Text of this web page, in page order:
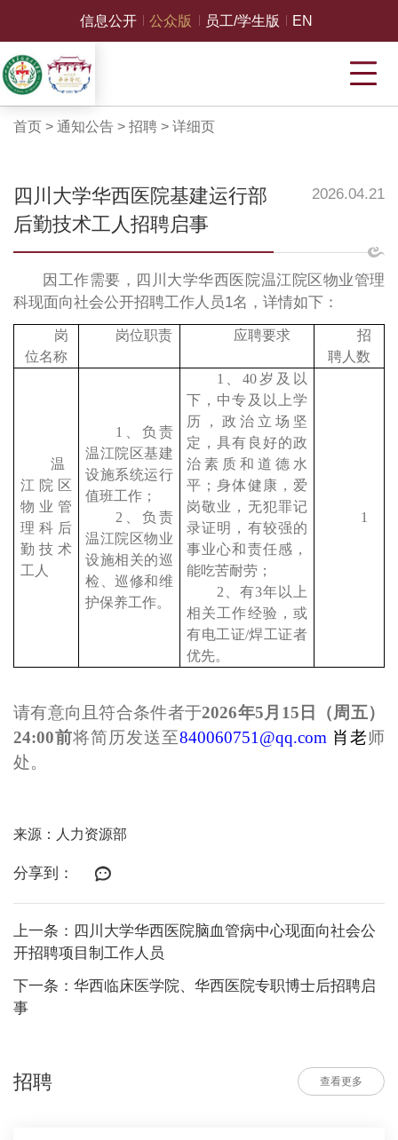
信息公开 公众版 员工/学生版 EN
首页 > 通知公告> 招聘> 详细页
四川大学华西医院基建运行部
后勤技术工人招聘启事
2026.04.21
因工作需要，四川大学华西医院温江院区物业管理
科现面向社会公开招聘工作人员1名，详情如下：
岗
位名称
岗位职责 应聘要求
招
聘人数
温
江院区
物业管
理科后
勤技术
工人
1、负责
温江院区基建
设施系统运行
值班工作；
2、负责
温江院区物业
设施相关的巡
检、巡修和维
护保养工作。
1、40岁及以
下，中专 及以上学
历，政治立场坚
定，具有良好的政
治素质和道德水
平；身体健康，爱
岗敬业，无犯罪记
录证明，有较强的
事业心和责任感，
能吃苦耐劳；
2、有3年以上
相关工作经验，或
有电工证/焊工证者
优先。
1
请有意向且符合条件者于2026年5 月 15 日（周五）
24:00前将简历发送至840060751@qq.com 肖老师
处。
来源：人力资源部
分享到：
上一条：四川大学华西医院脑血管病中心现面向社会公
开招聘项目制工作人员
下一条：华西临床医学院、华西医院专职博士后招聘启
事
招聘 查看更多